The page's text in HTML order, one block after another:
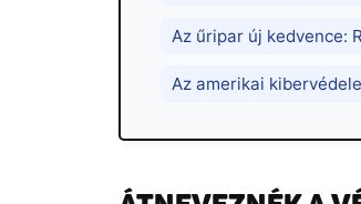
Az űripar új kedvence:
Az amerikai